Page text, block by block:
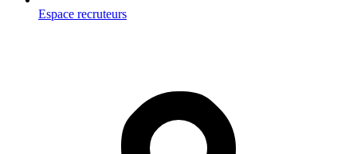
Espace recruteurs